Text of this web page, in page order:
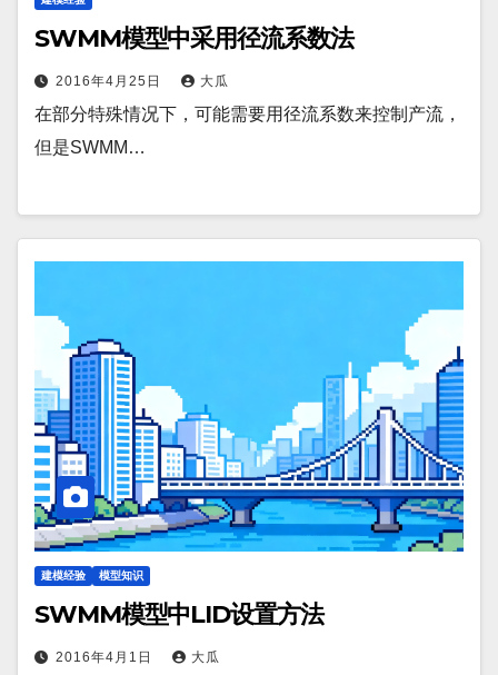
SWMM模型中采用径流系数法
2016年4月25日 大瓜
在部分特殊情况下，可能需要用径流系数来控制产流，
但是SWMM…
建模经验 模型知识
SWMM模型中LID设置方法
2016年4月1日 大瓜